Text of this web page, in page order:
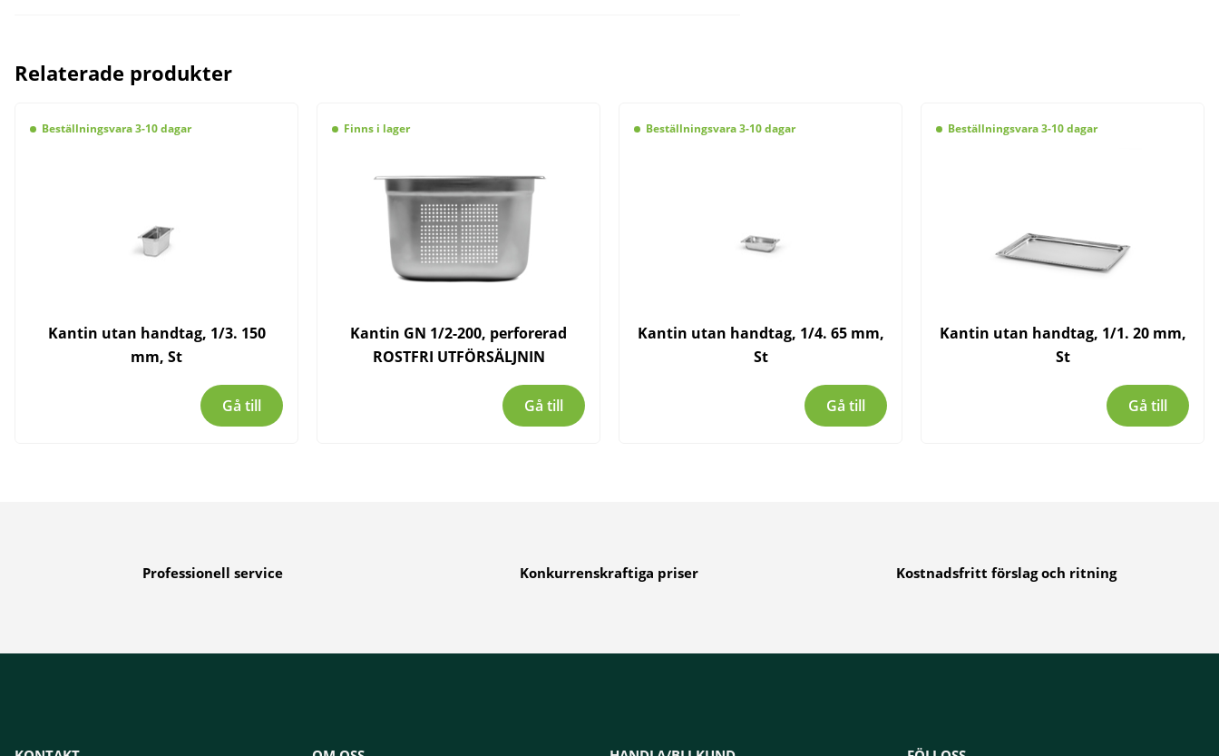
Relaterade produkter
Beställningsvara 3-10 dagar
Kantin utan handtag, 1/3. 150
mm, St
Gå till
Finns i lager
Kantin GN 1/2-200, perforerad
ROSTFRI UTFÖRSÄLJNIN
Gå till
Beställningsvara 3-10 dagar
Kantin utan handtag, 1/4. 65 mm,
St
Gå till
Beställningsvara 3-10 dagar
Kantin utan handtag, 1/1. 20 mm,
St
Gå till
Professionell service Konkurrenskraftiga priser Kostnadsfritt förslag och ritning